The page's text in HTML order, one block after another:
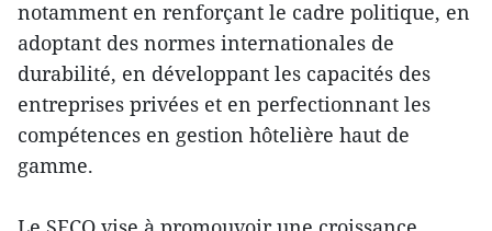
notamment en renforçant le cadre politique, en
adoptant des normes internationales de
durabilité, en développant les capacités des
entreprises privées et en perfectionnant les
compétences en gestion hôtelière haut de
gamme.